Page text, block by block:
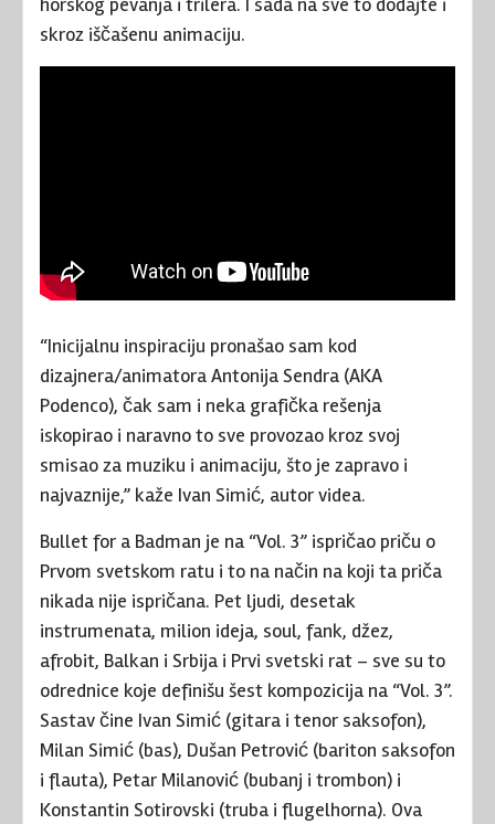
skroz iščašenu animaciju.
“Inicijalnu inspiraciju pronašao sam kod
dizajnera/animatora Antonija Sendra (AKA
Podenco), čak sam i neka grafička rešenja
iskopirao i naravno to sve provozao kroz svoj
smisao za muziku i animaciju, što je zapravo i
najvaznije,” kaže Ivan Simić, autor videa.
Bullet for a Badman je na “Vol. 3” ispričao priču o
Prvom svetskom ratu i to na način na koji ta priča
nikada nije ispričana. Pet ljudi, desetak
instrumenata, milion ideja, soul, fank, džez,
afrobit, Balkan i Srbija i Prvi svetski rat – sve su to
odrednice koje definišu šest kompozicija na “Vol. 3”.
Sastav čine Ivan Simić (gitara i tenor saksofon),
Milan Simić (bas), Dušan Petrović (bariton saksofon
i flauta), Petar Milanović (bubanj i trombon) i
Konstantin Sotirovski (truba i flugelhorna). Ova